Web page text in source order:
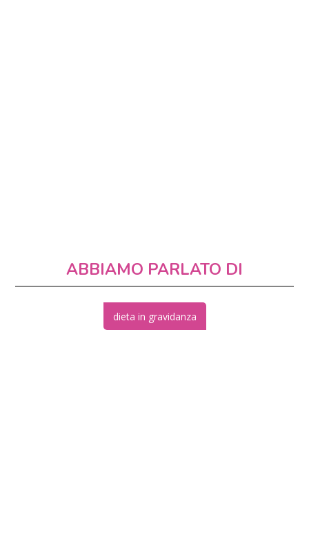
ABBIAMO PARLATO DI
dieta in gravidanza